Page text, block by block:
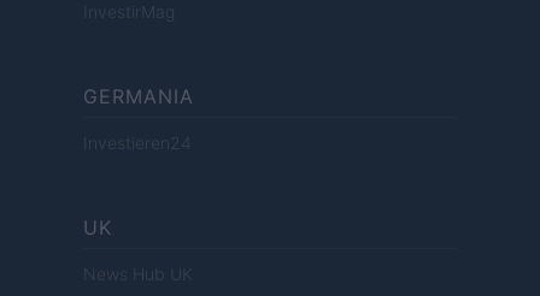
InvestirMag
GERMANIA
Investieren24
UK
News Hub UK